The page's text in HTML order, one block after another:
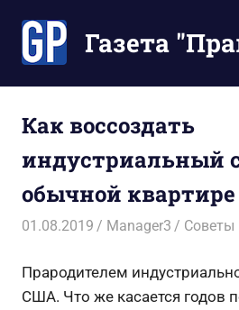
содержимомуГазета
экономят
Ваше
время
Как воссоздать
индустриальный
обычной квартире
01.08.2019 Manager3 Советы
Прародителем
США. Что же касается годов